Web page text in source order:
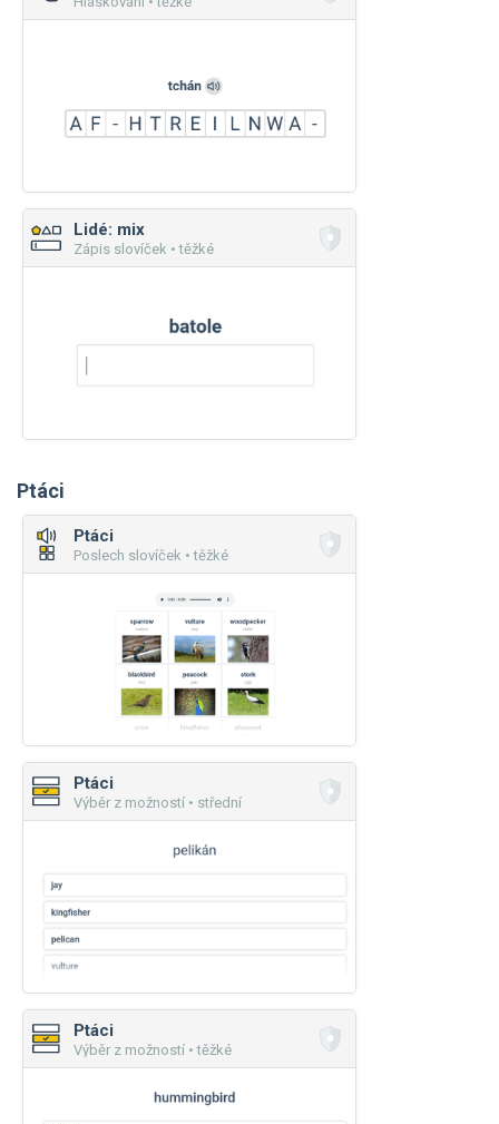
Lidé: mix
Zápis slovíček • těžké
Ptáci
Ptáci
Poslech slovíček • těžké
Ptáci
Výběr z možností • střední
Ptáci
Výběr z možností • těžké